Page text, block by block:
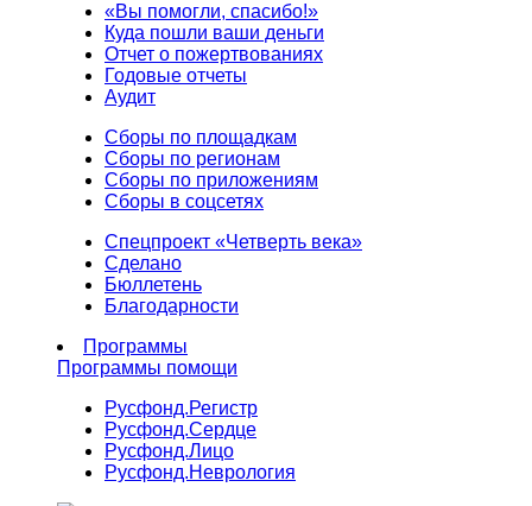
«Вы помогли, спасибо!»
Куда пошли ваши деньги
Отчет о пожертвованиях
Годовые отчеты
Аудит
Сборы по площадкам
Сборы по регионам
Сборы по приложениям
Сборы в соцсетях
Спецпроект «Четверть века»
Сделано
Бюллетень
Благодарности
Программы
Программы помощи
Русфонд.Регистр
Русфонд.Сердце
Русфонд.Лицо
Русфонд.Неврология